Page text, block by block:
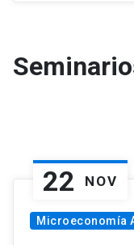
22 NOV
Microeconomía